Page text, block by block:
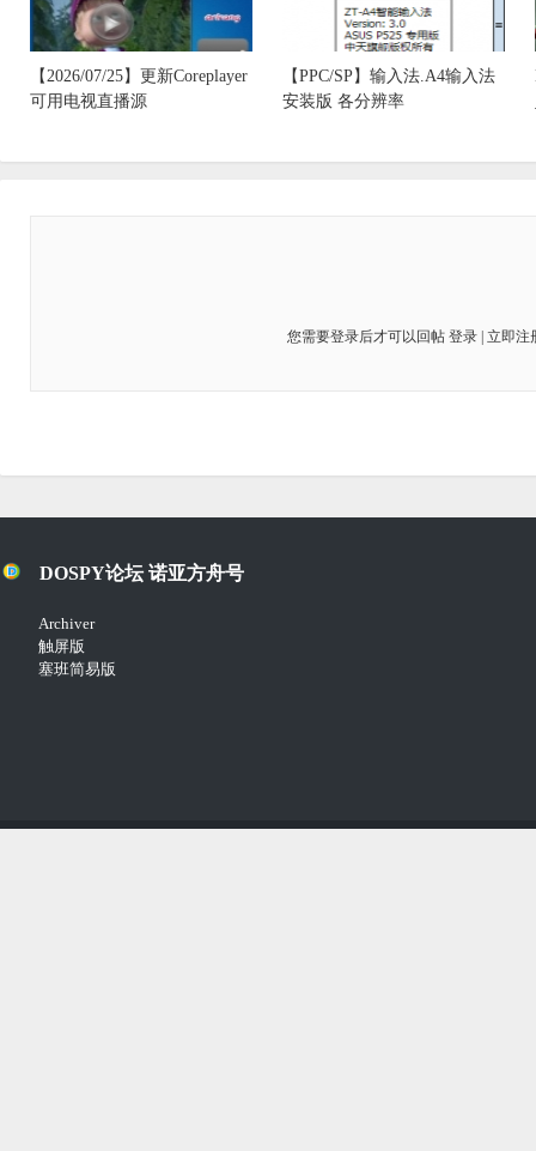
【2026/07/25】更新Coreplayer
可用电视直播源
【PPC/SP】输入法.A4输入法
安装版 各分辨率
您需要登录后才可以回帖 登录| 立即注
DOSPY论坛 诺亚方舟号
Archiver
触屏版
塞班简易版